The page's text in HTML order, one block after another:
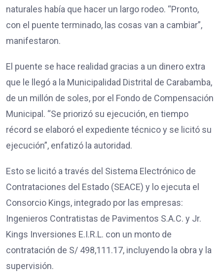
naturales había que hacer un largo rodeo. “Pronto,
con el puente terminado, las cosas van a cambiar”,
manifestaron.
El puente se hace realidad gracias a un dinero extra
que le llegó a la Municipalidad Distrital de Carabamba,
de un millón de soles, por el Fondo de Compensación
Municipal. “Se priorizó su ejecución, en tiempo
récord se elaboró el expediente técnico y se licitó su
ejecución”, enfatizó la autoridad.
Esto se licitó a través del Sistema Electrónico de
Contrataciones del Estado (SEACE) y lo ejecuta el
Consorcio Kings, integrado por las empresas:
Ingenieros Contratistas de Pavimentos S.A.C. y Jr.
Kings Inversiones E.I.R.L. con un monto de
contratación de S/ 498,111.17, incluyendo la obra y la
supervisión.